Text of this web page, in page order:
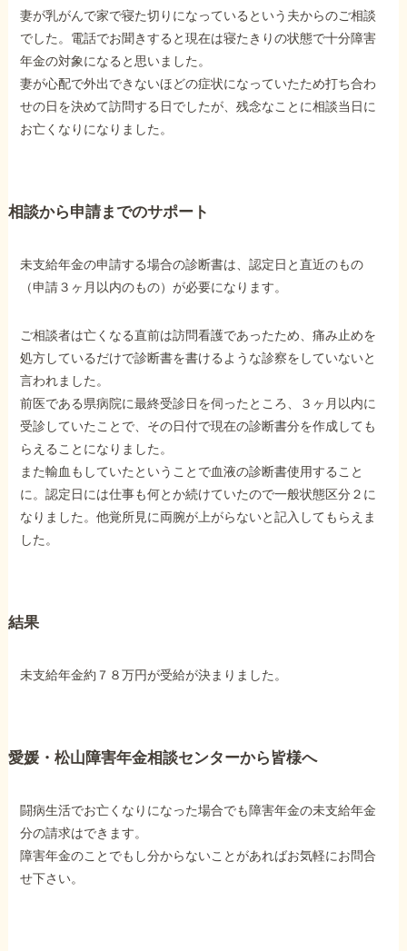
事務所について
お客様からの感謝のお手紙
サイトマップ
他社と何が違うの？
当事務所に
依頼する
お電話でのお問い合わせ
089-907-3797
受付時間：平日9:00~18:00
妻が乳がんで家で寝た切りになっているという夫からのご相談
でした。電話でお聞きすると現在は寝たきりの状態で十分障害
年金の対象になると思いました。
妻が心配で外出できないほどの症状になっていたため打ち合わ
せの日を決めて訪問する日でしたが、残念なことに相談当日に
お亡くなりになりました。
相談から申請までのサポート
未支給年金の申請する場合の診断書は、認定日と直近のもの
（申請３ヶ月以内のもの）が必要になります。
ご相談者は亡くなる直前は訪問看護であったため、痛み止めを
処方しているだけで診断書を書けるような診察をしていないと
言われました。
前医である県病院に最終受診日を伺ったところ、３ヶ月以内に
受診していたことで、その日付で現在の診断書分を作成しても
らえることになりました。
また輸血もしていたということで血液の診断書使用すること
に。認定日には仕事も何とか続けていたので一般状態区分２に
なりました。他覚所見に両腕が上がらないと記入してもらえま
した。
結果
未支給年金約７８万円が受給が決まりました。
愛媛・松山障害年金相談センターから皆様へ
闘病生活でお亡くなりになった場合でも障害年金の未支給年金
分の請求はできます。
障害年金のことでもし分からないことがあればお気軽にお問合
せ下さい。